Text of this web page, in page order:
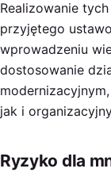
Realizowanie
przyjętego
wprowadzeniu
dostosowanie
jak i
Ryzyko dla